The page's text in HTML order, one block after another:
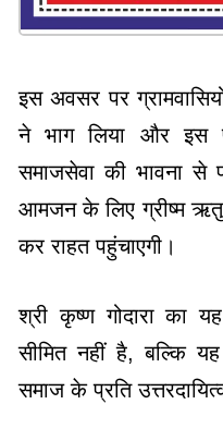
इस अवसर पर
ने भाग लिया और इस
समाजसेवा की भावना से
आमजन के लिए ग्रीष्म
कर राहत पहुंचाएगी।
श्री कृष्ण गोदारा का
सीमित नहीं है, बल्कि
समाज के प्रति